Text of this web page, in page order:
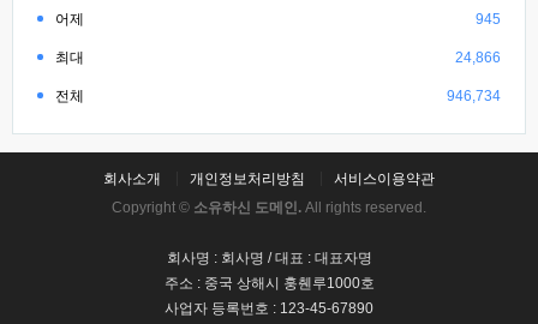
어제 945
최대 24,866
전체 946,734
회사소개 개인정보처리방침
서비스이용약관
Copyright © 소유하신 도메인. All rights reserved.
회사명 : 회사명 / 대표 : 대표자명
주소 : 중국 상해시 훙췐루1000호
사업자 등록번호 : 123-45-67890